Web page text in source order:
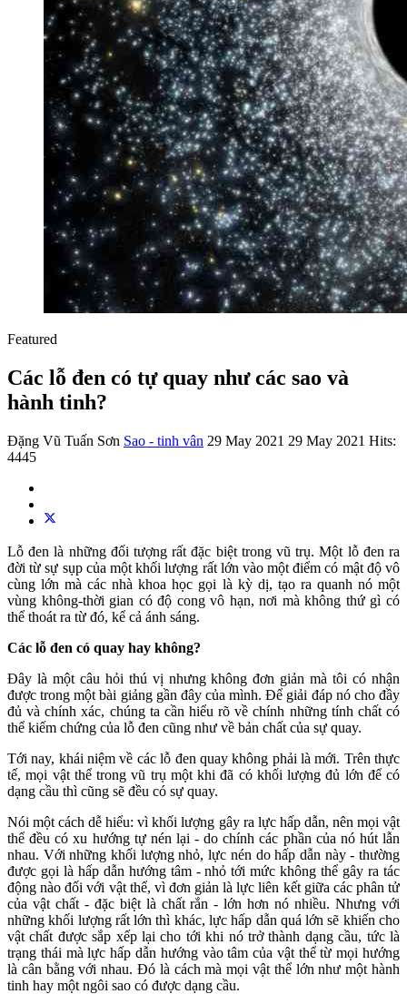
Featured
Các lỗ đen có tự quay như các sao và
hành tinh?
Đặng Vũ Tuấn Sơn Sao - tinh vân 29 May 2021 29 May 2021 Hits:
4445
Lỗ đen là những đối tượng rất đặc biệt trong vũ trụ. Một lỗ đen ra
đời từ sự sụp của một khối lượng rất lớn vào một điểm có mật độ vô
cùng lớn mà các nhà khoa học gọi là kỳ dị, tạo ra quanh nó một
vùng không-thời gian có độ cong vô hạn, nơi mà không thứ gì có
thể thoát ra từ đó, kể cả ánh sáng.
Các lỗ đen có quay hay không?
Đây là một câu hỏi thú vị nhưng không đơn giản mà tôi có nhận
được trong một bài giảng gần đây của mình. Để giải đáp nó cho đầy
đủ và chính xác, chúng ta cần hiểu rõ về chính những tính chất có
thể kiếm chứng của lỗ đen cũng như về bản chất của sự quay.
Tới nay, khái niệm về các lỗ đen quay không phải là mới. Trên thực
tế, mọi vật thể trong vũ trụ một khi đã có khối lượng đủ lớn để có
dạng cầu thì cũng sẽ đều có sự quay.
Nói một cách dễ hiểu: vì khối lượng gây ra lực hấp dẫn, nên mọi vật
thể đều có xu hướng tự nén lại - do chính các phần của nó hút lẫn
nhau. Với những khối lượng nhỏ, lực nén do hấp dẫn này - thường
được gọi là hấp dẫn hướng tâm - nhỏ tới mức không thể gây ra tác
động nào đối với vật thể, vì đơn giản là lực liên kết giữa các phân tử
của vật chất - đặc biệt là chất rắn - lớn hơn nó nhiều. Nhưng với
những khối lượng rất lớn thì khác, lực hấp dẫn quá lớn sẽ khiến cho
vật chất được sắp xếp lại cho tới khi nó trở thành dạng cầu, tức là
trạng thái mà lực hấp dẫn hướng vào tâm của vật thể từ mọi hướng
là cân bằng với nhau. Đó là cách mà mọi vật thể lớn như một hành
tinh hay một ngôi sao có được dạng cầu.